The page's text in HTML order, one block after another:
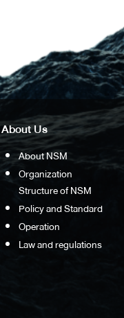
About Us
About NSM
Organization
Structure of NSM
Policy and Standard
Operation
Law and regulations